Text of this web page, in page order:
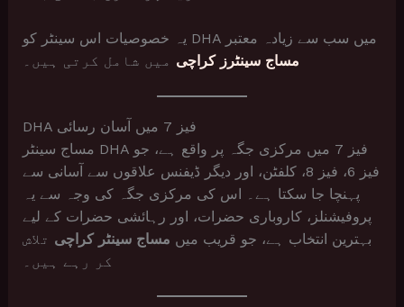
یہ خصوصیات اس سینٹر کو DHA میں سب سے زیادہ معتبر
مساج سینٹرز کراچی میں شامل کرتی ہیں۔
DHA فیز 7 میں آسان رسائی
مساج سینٹر DHA فیز 7 میں مرکزی جگہ پر واقع ہے، جو
فیز 6، فیز 8، کلفٹن، اور دیگر ڈیفنس علاقوں سے آسانی سے
پہنچا جا سکتا ہے۔ اس کی مرکزی جگہ کی وجہ سے یہ
پروفیشنلز، کاروباری حضرات، اور رہائشی حضرات کے لیے
بہترین انتخاب ہے، جو قریب میں مساج سینٹر کراچی تلاش
کر رہے ہیں۔